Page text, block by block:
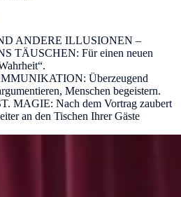
ANDERE ILLUSIONEN –
TÄUSCHEN: Für einen neuen
Überzeugend
Menschen begeistern.
MAGIE: Nach dem Vortrag zaubert
an den Tischen Ihrer Gäste